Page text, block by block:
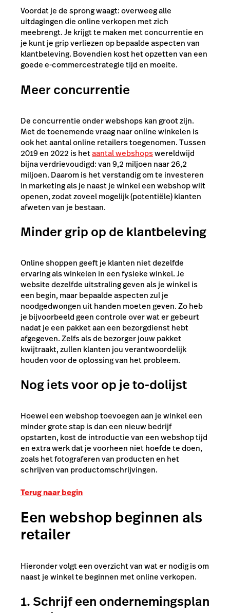
Voordat je de sprong waagt: overweeg alle
uitdagingen die online verkopen met zich
meebrengt. Je krijgt te maken met concurrentie en
je kunt je grip verliezen op bepaalde aspecten van
klantbeleving. Bovendien kost het opzetten van een
goede e-commercestrategie tijd en moeite.
Meer concurrentie
De concurrentie onder webshops kan groot zijn.
Met de toenemende vraag naar online winkelen is
ook het aantal online retailers toegenomen. Tussen
2019 en 2022 is hetaantal webshopswereldwijd
bijna verdrievoudigd: van 9,2 miljoen naar 26,2
miljoen. Daarom is het verstandig om te investeren
in marketing als je naast je winkel een webshop wilt
openen, zodat zoveel mogelijk (potentiële) klanten
afweten van je bestaan.
Minder grip op de klantbeleving
Online shoppen geeft je klanten niet dezelfde
ervaring als winkelen in een fysieke winkel. Je
website dezelfde uitstraling geven als je winkel is
een begin, maar bepaalde aspecten zul je
noodgedwongen uit handen moeten geven. Zo heb
je bijvoorbeeld geen controle over wat er gebeurt
nadat je een pakket aan een bezorgdienst hebt
afgegeven. Zelfs als de bezorger jouw pakket
kwijtraakt, zullen klanten jou verantwoordelijk
houden voor de oplossing van het probleem.
Nog iets voor op je to-dolijst
Hoewel een webshop toevoegen aan je winkel een
minder grote stap is dan een nieuw bedrijf
opstarten, kost de introductie van een webshop tijd
en extra werk dat je voorheen niet hoefde te doen,
zoals het fotograferen van producten en het
schrijven van productomschrijvingen.
Terug naar begin
Een webshop beginnen als
retailer
Hieronder volgt een overzicht van wat er nodig is om
naast je winkel te beginnen met online verkopen.
1. Schrijf een ondernemingsplan